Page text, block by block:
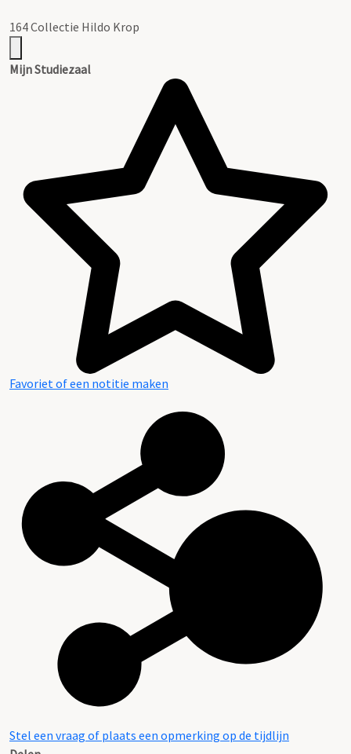
164 Collectie Hildo Krop
Mijn Studiezaal
Favoriet of een notitie maken
Stel een vraag of plaats een opmerking op de tijdlijn